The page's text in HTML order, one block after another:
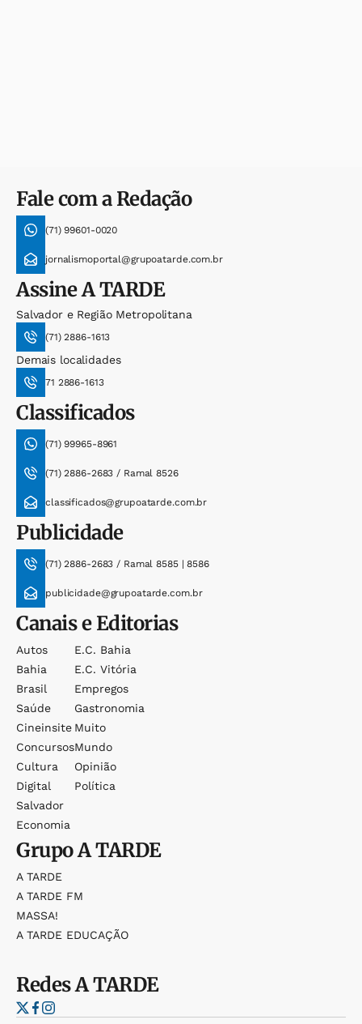
Fale com a Redação
(71) 99601-0020
jornalismoportal@grupoatarde.com.br
AssineA TARDE
Salvador e Região Metropolitana
(71) 2886-1613
Demais localidades
71 2886-1613
Classificados
(71) 99965-8961
(71) 2886-2683 / Ramal 8526
classificados@grupoatarde.com.br
Publicidade
(71) 2886-2683 / Ramal 8585 | 8586
publicidade@grupoatarde.com.br
Canais e Editorias
Autos
Bahia
Brasil
Saúde
Cineinsite
Concursos
Cultura
Digital
Salvador
Economia
E.c. Bahia
E.c. Vitória
Empregos
Gastronomia
Muito
Mundo
Opinião
Política
GrupoA TARDE
A TARDE
A TARDE FM
MASSA!
A TARDE EDUCAÇÃO
RedesA TARDE